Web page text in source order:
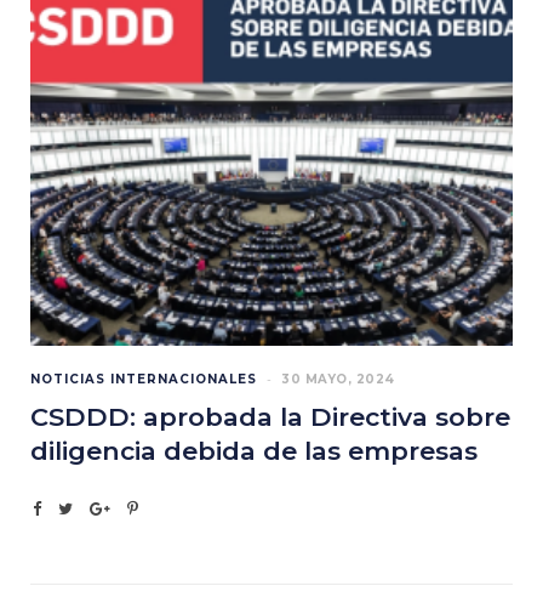
NOTICIAS INTERNACIONALES 30 MAYO, 2024
CSDDD: aprobada la Directiva sobre
diligencia debida de las empresas